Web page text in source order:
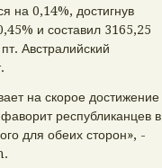
на 0,14%, достигнув
и составил 3165,25
Австралийский
на скорое достижение
республиканцев в
для обеих сторон», -